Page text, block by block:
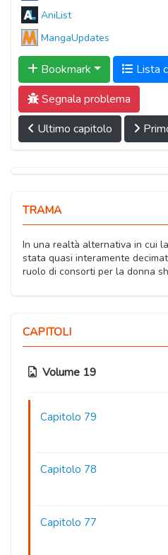
AniList
MangaUpdates
Bookmark
Lista
Segnala problema
Ultimo capitolo
TRAMA
In una realtà alternativa in cui
stata quasi interamente
ruolo di consorti per la donna
CAPITOLI
Volume 19
Capitolo 79
Capitolo 78
Capitolo 77